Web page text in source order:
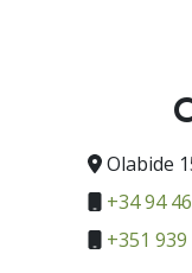
Olabide
+34 94
+351